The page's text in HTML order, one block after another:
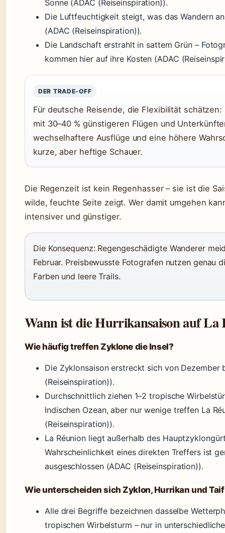
Sonne (ADAC (Reiseinspiration)).
Die Luftfeuchtigkeit steigt, was das Wandern
(ADAC (Reiseinspiration)).
Die Landschaft erstrahlt in sattem Grün –
kommen hier auf ihre Kosten (ADAC
DER TRADE-OFF
Für deutsche Reisende, die Flexibilität
mit 30–40 % günstigeren Flügen und
wechselhaftere Ausflüge und eine höhere
kurze, aber heftige Schauer.
Die Regenzeit ist kein Regenhasser – sie ist die
wilde, feuchte Seite zeigt. Wer damit umgehen
intensiver und günstiger.
Die Konsequenz: Regengeschädigte Wanderer
Februar. Preisbewusste Fotografen nutzen genau
Farben und leere Trails.
Wann ist die Hurrikansaison auf La
Wie häufig treffen Zyklone die Insel?
Die Zyklonsaison erstreckt sich von Dezember
(Reiseinspiration)).
Durchschnittlich ziehen 1–2 tropische
Indischen Ozean, aber nur wenige treffen La
(Reiseinspiration)).
La Réunion liegt außerhalb des
Wahrscheinlichkeit eines direkten Treffers ist
ausgeschlossen (ADAC (Reiseinspiration)).
Wie unterscheiden sich Zyklon, Hurrikan und
Alle drei Begriffe bezeichnen dasselbe
tropischen Wirbelsturm – nur in